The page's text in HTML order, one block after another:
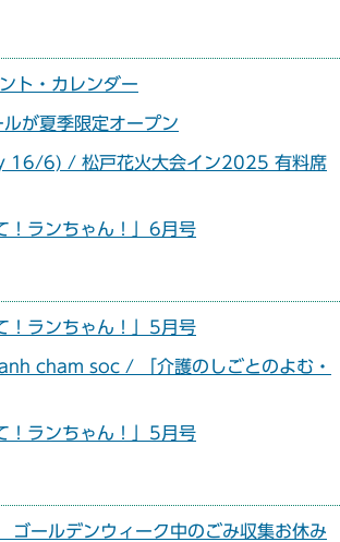
・カレンダー
が夏季限定オープン
6) / 松戸花火大会イン2025 有料席
ランちゃん！」6月号
ランちゃん！」5月号
cham soc / 「介護のしごとのよむ・
ランちゃん！」5月号
ルデンウィーク中のごみ収集お休み